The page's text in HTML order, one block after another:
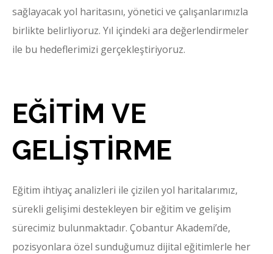
sağlayacak yol haritasını, yönetici ve çalışanlarımızla
birlikte belirliyoruz. Yıl içindeki ara değerlendirmeler
ile bu hedeflerimizi gerçekleştiriyoruz.
EĞİTİM VE
GELİŞTİRME
Eğitim ihtiyaç analizleri ile çizilen yol haritalarımız,
sürekli gelişimi destekleyen bir eğitim ve gelişim
sürecimiz bulunmaktadır. Çobantur Akademi’de,
pozisyonlara özel sunduğumuz dijital eğitimlerle her